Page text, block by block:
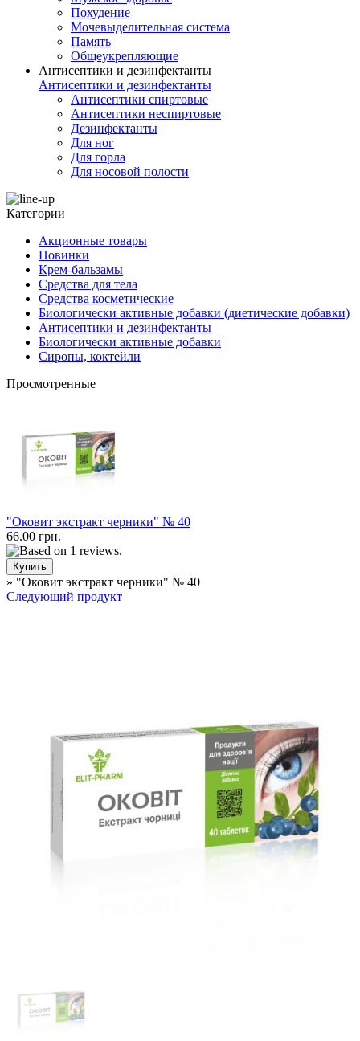
Похудение
Мочевыделительная система
Память
Общеукрепляющие
Антисептики и дезинфектанты
Антисептики и дезинфектанты
Антисептики спиртовые
Антисептики неспиртовые
Дезинфектанты
Для ног
Для горла
Для носовой полости
Категории
Акционные товары
Новинки
Крем-бальзамы
Средства для тела
Средства косметические
Биологически активные добавки (диетические добавки)
Антисептики и дезинфектанты
Биологически активные добавки
Сиропы, коктейли
Просмотренные
"Оковит экстракт черники" № 40
66.00 грн.
» "Оковит экстракт черники" № 40
Следующий продукт